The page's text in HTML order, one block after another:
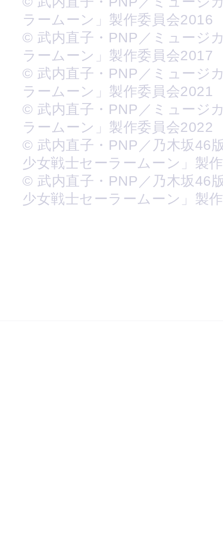
ラームーン」製作委員会2016
© 武内直子・PNP／ミュージ
ラームーン」製作委員会2017
© 武内直子・PNP／ミュージ
ラームーン」製作委員会2021
© 武内直子・PNP／ミュージ
ラームーン」製作委員会2022
© 武内直子・PNP／乃木坂46
少女戦士セーラームーン」製
© 武内直子・PNP／乃木坂46
少女戦士セーラームーン」製